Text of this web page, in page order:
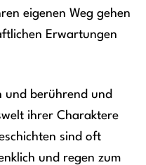
eigenen Weg gehen
Erwartungen
und berührend und
ihrer Charaktere
sind oft
und regen zum